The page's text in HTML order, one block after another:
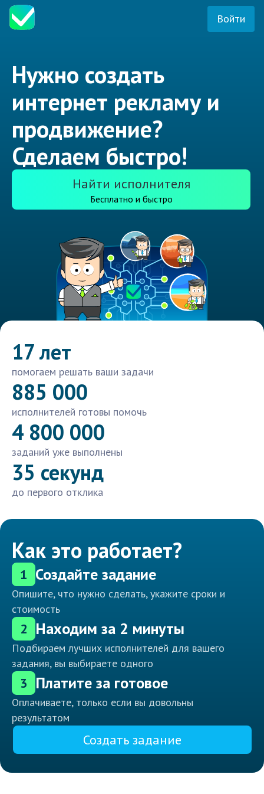
Войти
Нужно создать
интернет рекламу и
продвижение?
Сделаем быстро!
Найти исполнителя
Бесплатно и быстро
17 лет
помогаем решать ваши задачи
885 000
исполнителей готовы помочь
4 800 000
заданий уже выполнены
35 секунд
до первого отклика
Как это работает?
1 Создайте задание
Опишите, что нужно сделать, укажите сроки и
стоимость
2 Находим за 2 минуты
Подбираем лучших исполнителей для вашего
задания, вы выбираете одного
3 Платите за готовое
Оплачиваете, только если вы довольны
результатом
Создать задание